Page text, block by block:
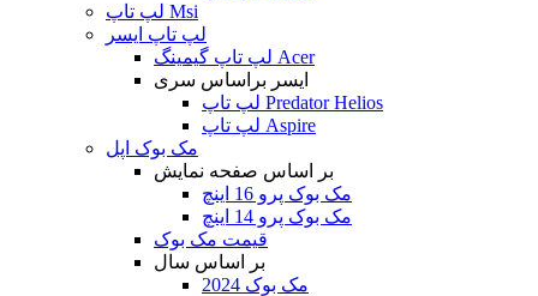
لپ تاپ Msi
لپ تاپ ایسر
لپ تاپ گیمینگ Acer
ایسر براساس سری
لپ تاپ Predator Helios
لپ تاپ Aspire
مک بوک اپل
بر اساس صفحه نمایش
مک بوک پرو 16 اینچ
مک بوک پرو 14 اینچ
قیمت مک بوک
بر اساس سال
مک بوک 2024